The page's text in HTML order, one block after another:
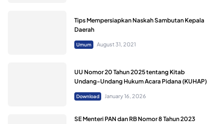
Tips Mempersiapkan Naskah Sambutan Kepala
Daerah
Umum August 31, 2021
UU Nomor 20 Tahun 2025 tentang Kitab
Undang-Undang Hukum Acara Pidana (KUHAP)
Download January 16, 2026
SE Menteri PAN dan RB Nomor 8 Tahun 2023